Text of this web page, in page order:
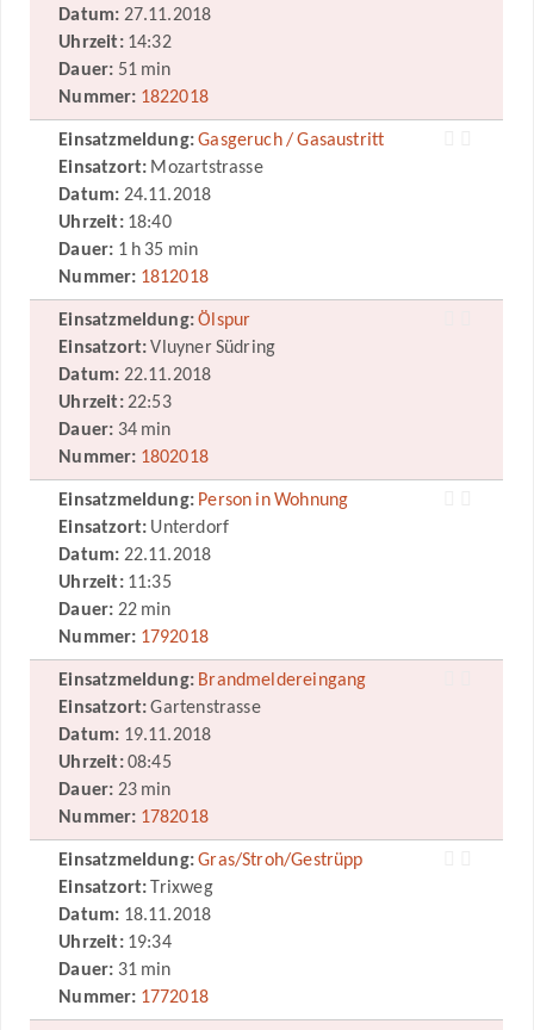
Datum: 27.11.2018
Uhrzeit:14:32
Dauer: 51 min
Nummer: 1822018
Einsatzmeldung:Gasgeruch / Gasaustritt
Einsatzort: Mozartstrasse
Datum: 24.11.2018
Uhrzeit:18:40
Dauer: 1 h 35 min
Nummer: 1812018
Einsatzmeldung:Ölspur
Einsatzort:Vluyner Südring
Datum: 22.11.2018
Uhrzeit:22:53
Dauer: 34 min
Nummer: 1802018
Einsatzmeldung: Person in Wohnung
Einsatzort: Unterdorf
Datum: 22.11.2018
Uhrzeit:11:35
Dauer: 22 min
Nummer: 1792018
Einsatzmeldung: Brandmeldereingang
Einsatzort:Gartenstrasse
Datum: 19.11.2018
Uhrzeit:08:45
Dauer: 23 min
Nummer: 1782018
Einsatzmeldung:Gras/Stroh/Gestrüpp
Einsatzort: Trixweg
Datum: 18.11.2018
Uhrzeit:19:34
Dauer: 31 min
Nummer: 1772018